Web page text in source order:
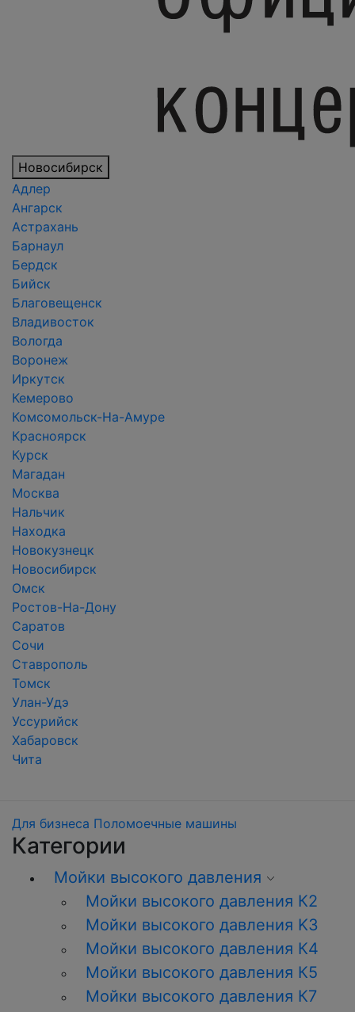
Новосибирск
Адлер
Ангарск
Астрахань
Барнаул
Бердск
Бийск
Благовещенск
Владивосток
Вологда
Воронеж
Иркутск
Кемерово
Комсомольск-На-Амуре
Красноярск
Курск
Магадан
Москва
Нальчик
Находка
Новокузнецк
Новосибирск
Омск
Ростов-На-Дону
Саратов
Сочи
Ставрополь
Томск
Улан-Удэ
Уссурийск
Хабаровск
Чита
Для бизнеса Поломоечные машины
Категории
Мойки высокого давления
Мойки высокого давления К2
Мойки высокого давления K3
Мойки высокого давления К4
Мойки высокого давления К5
Мойки высокого давления К7